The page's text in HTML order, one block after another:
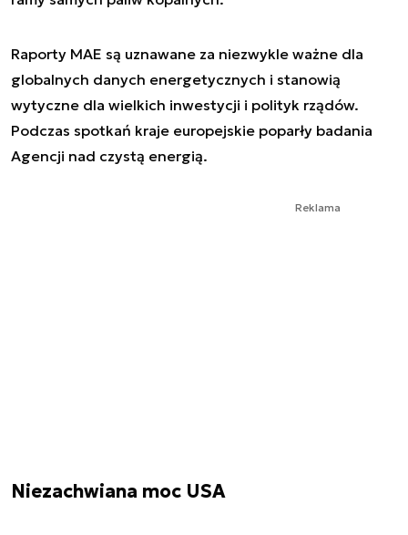
Raporty MAE są uznawane za niezwykle ważne dla
globalnych danych energetycznych i stanowią
wytyczne dla wielkich inwestycji i polityk rządów.
Podczas spotkań kraje europejskie poparły badania
Agencji nad czystą energią.
Reklama
Niezachwiana moc USA